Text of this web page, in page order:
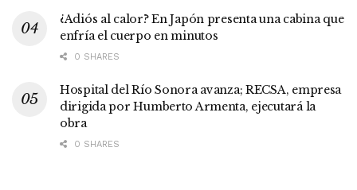
¿Adiós al calor? En Japón presenta una cabina que
enfría el cuerpo en minutos
0 SHARES
Hospital del Río Sonora avanza; RECSA, empresa
dirigida por Humberto Armenta, ejecutará la
obra
0 SHARES